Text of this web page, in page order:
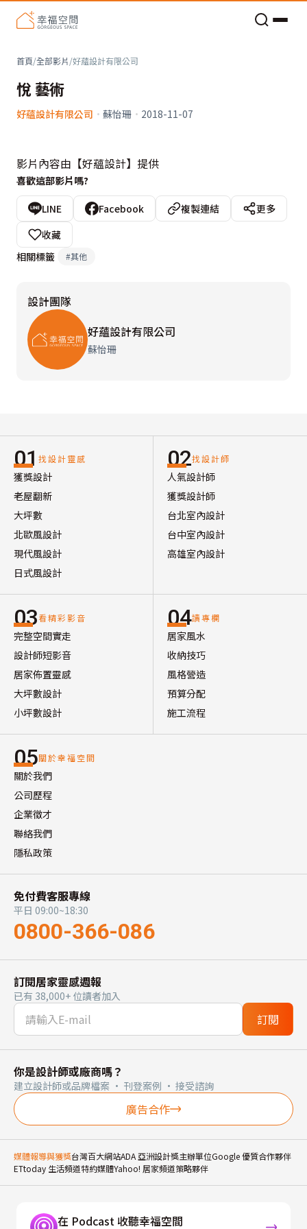
首頁/全部影片/好蘊設計有限公司
悅 藝術
好蘊設計有限公司 · 蘇怡珊 · 2018-11-07
影片內容由【好蘊設計】提供
喜歡這部影片嗎?
LINE Facebook 複製連結
更多
收藏
相關標籤
#其他
設計團隊
好蘊設計有限公司
蘇怡珊
01 找設計靈感
獲獎設計
老屋翻新
大坪數
北歐風設計
現代風設計
日式風設計
02找設計師
人氣設計師
獲獎設計師
台北室內設計
台中室內設計
高雄室內設計
03看精彩影音
完整空間實走
設計師短影音
居家佈置靈感
大坪數設計
小坪數設計
04讀專欄
居家風水
收納技巧
風格營造
預算分配
施工流程
05關於幸福空間
關於我們
公司歷程
企業徵才
聯絡我們
隱私政策
免付費客服專線
平日 09:00~18:30
0800-366-086
訂閱居家靈感週報
已有 38,000+ 位讀者加入
訂閱
你是設計師或廠商嗎？
建立設計師或品牌檔案 · 刊登案例 · 接受諮詢
廣告合作
媒體報導與獲獎台灣百大網站ADA 亞洲設計獎主辦單位Google 優質合作夥伴
ETtoday 生活頻道特約媒體Yahoo! 居家頻道策略夥伴
在 Podcast 收聽幸福空間